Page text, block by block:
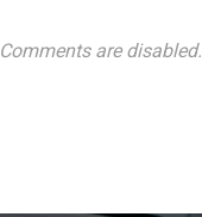
Comments are disabled.